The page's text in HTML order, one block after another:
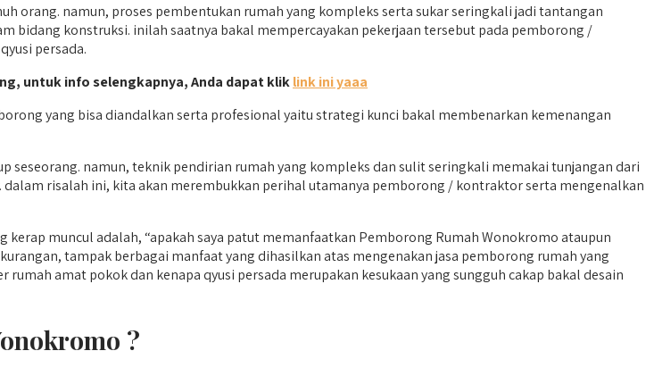
orang. namun, proses pembentukan rumah yang kompleks serta sukar seringkali jadi tantangan
bidang konstruksi. inilah saatnya bakal mempercayakan pekerjaan tersebut pada pemborong /
persada.
untuk info selengkapnya, Anda dapat kliklink ini yaaa
yang bisa diandalkan serta profesional yaitu strategi kunci bakal membenarkan kemenangan
seseorang. namun, teknik pendirian rumah yang kompleks dan sulit seringkali memakai tunjangan dari
risalah ini, kita akan merembukkan perihal utamanya pemborong / kontraktor serta mengenalkan
muncul adalah, “apakah saya patut memanfaatkan Pemborong Rumah Wonokromo ataupun
tampak berbagai manfaat yang dihasilkan atas mengenakan jasa pemborong rumah yang
amat pokok dan kenapa qyusi persada merupakan kesukaan yang sungguh cakap bakal desain
?